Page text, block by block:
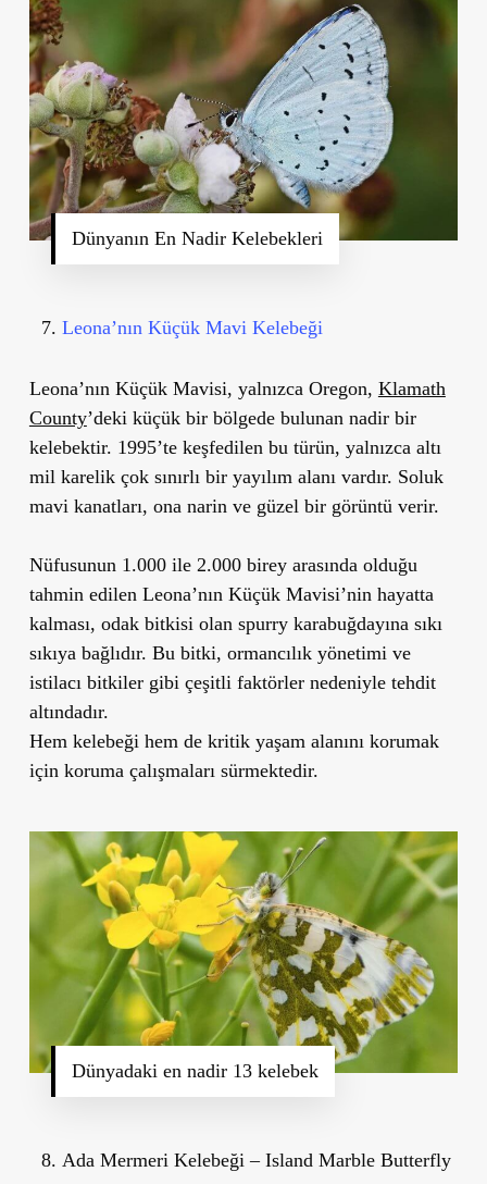
Dünyanın En Nadir Kelebekleri
Leona’nın Küçük Mavi Kelebeği
Leona’nın Küçük Mavisi, yalnızca Oregon, Klamath
County’deki küçük bir bölgede bulunan nadir bir
kelebektir. 1995’te keşfedilen bu türün, yalnızca altı
mil karelik çok sınırlı bir yayılım alanı vardır. Soluk
mavi kanatları, ona narin ve güzel bir görüntü verir.
Nüfusunun 1.000 ile 2.000 birey arasında olduğu
tahmin edilen Leona’nın Küçük Mavisi’nin hayatta
kalması, odak bitkisi olan spurry karabuğdayına sıkı
sıkıya bağlıdır. Bu bitki, ormancılık yönetimi ve
istilacı bitkiler gibi çeşitli faktörler nedeniyle tehdit
altındadır.
Hem kelebeği hem de kritik yaşam alanını korumak
için koruma çalışmaları sürmektedir.
Dünyadaki en nadir 13 kelebek
Ada Mermeri Kelebeği – Island Marble Butterfly